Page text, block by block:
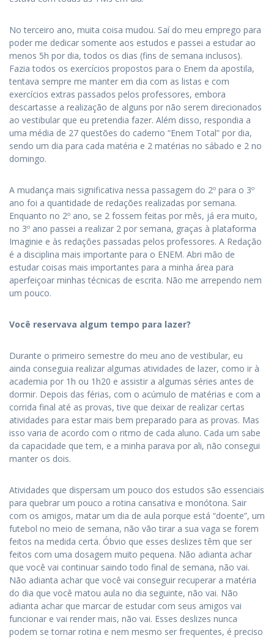
No terceiro ano, muita coisa mudou. Saí do meu emprego para
poder me dedicar somente aos estudos e passei a estudar ao
menos 5h por dia, todos os dias (fins de semana inclusos).
Fazia todos os exercícios propostos para o Enem da apostila,
tentava sempre me manter em dia com as listas e com
exercícios extras passados pelos professores, embora
descartasse a realização de alguns por não serem direcionados
ao vestibular que eu pretendia fazer. Além disso, respondia a
uma média de 27 questões do caderno “Enem Total” por dia,
sendo um dia para cada matéria e 2 matérias no sábado e 2 no
domingo.
A mudança mais significativa nessa passagem do 2º para o 3º
ano foi a quantidade de redações realizadas por semana.
Enquanto no 2º ano, se 2 fossem feitas por mês, já era muito,
no 3º ano passei a realizar 2 por semana, graças à plataforma
Imaginie e às redações passadas pelos professores. A Redação
é a disciplina mais importante para o ENEM. Abri mão de
estudar coisas mais importantes para a minha área para
aperfeiçoar minhas técnicas de escrita. Não me arrependo nem
um pouco.
Você reservava algum tempo para lazer?
Durante o primeiro semestre do meu ano de vestibular, eu
ainda conseguia realizar algumas atividades de lazer, como ir à
academia por 1h ou 1h20 e assistir a algumas séries antes de
dormir. Depois das férias, com o acúmulo de matérias e com a
corrida final até as provas, tive que deixar de realizar certas
atividades para estar mais bem preparado para as provas. Mas
isso varia de acordo com o ritmo de cada aluno. Cada um sabe
da capacidade que tem, e a minha parava por ali, não consegui
manter os dois.
Atividades que dispersam um pouco dos estudos são essenciais
para quebrar um pouco a rotina cansativa e monótona. Sair
com os amigos, matar um dia de aula porque está “doente”, um
futebol no meio de semana, não vão tirar a sua vaga se forem
feitos na medida certa. Óbvio que esses deslizes têm que ser
feitos com uma dosagem muito pequena. Não adianta achar
que você vai continuar saindo todo final de semana, não vai.
Não adianta achar que você vai conseguir recuperar a matéria
do dia que você matou aula no dia seguinte, não vai. Não
adianta achar que marcar de estudar com seus amigos vai
funcionar e vai render mais, não vai. Esses deslizes nunca
podem se tornar rotina e nem mesmo ser frequentes, é preciso